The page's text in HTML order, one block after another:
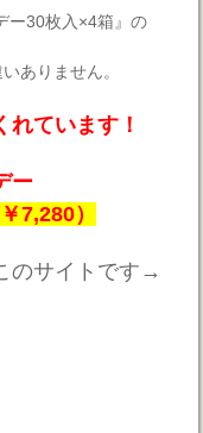
ー30枚入×4箱』の
ありません。
ています！
ー
7,280）
のサイトです→